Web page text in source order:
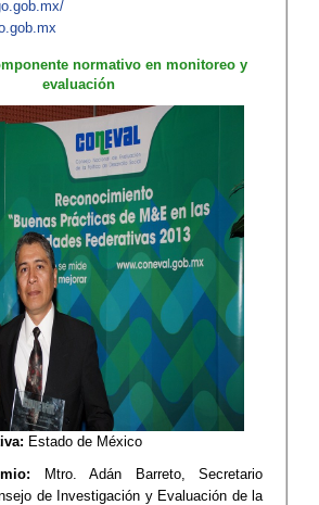
mx/
normativo en monitoreo y
evaluación
Estado de México
Mtro. Adán Barreto, Secretario
de Investigación y Evaluación de la